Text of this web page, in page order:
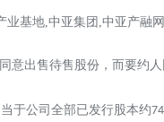
意出售待售股份，而要约
于公司全部已发行股本约